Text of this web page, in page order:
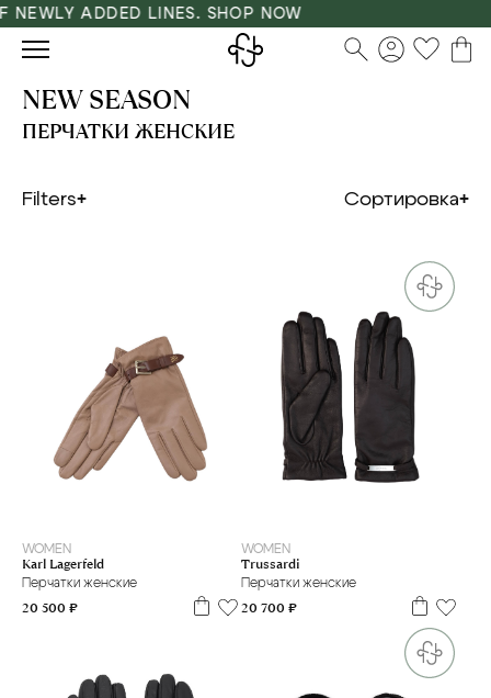
ADDED LINES. SHOP NOW
NEW SEASON
ПЕРЧАТКИ ЖЕНСКИЕ
Filters Сортировка
WOMEN
Karl Lagerfeld
Перчатки женские
20 500 ₽
WOMEN
Trussardi
Перчатки женские
20 700 ₽